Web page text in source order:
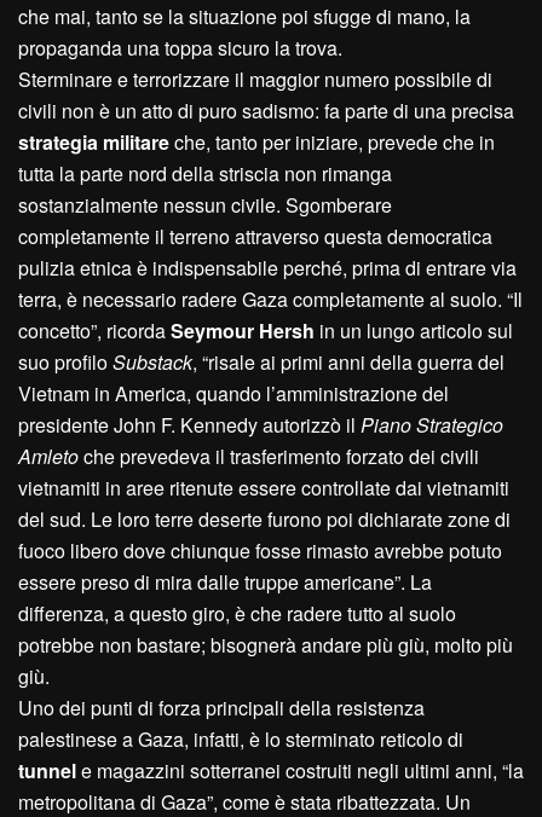
che mai, tanto se la situazione poi sfugge di mano, la
propaganda una toppa sicuro la trova.
Sterminare e terrorizzare il maggior numero possibile di
civili non è un atto di puro sadismo: fa parte di una precisa
strategia militareche, tanto per iniziare, prevede che in
tutta la parte nord della striscia non rimanga
sostanzialmente nessun civile. Sgomberare
completamente il terreno attraverso questa democratica
pulizia etnica è indispensabile perché, prima di entrare via
terra, è necessario radere Gaza completamente al suolo. “Il
concetto”, ricordaSeymour Hersh in un lungo articolo sul
suo profiloSubstack, “risale ai primi anni della guerra del
Vietnam in America, quando l’amministrazione del
presidente John F. Kennedy autorizzò il Piano Strategico
Amletoche prevedeva il trasferimento forzato dei civili
vietnamiti in aree ritenute essere controllate dai vietnamiti
del sud. Le loro terre deserte furono poi dichiarate zone di
fuoco libero dove chiunque fosse rimasto avrebbe potuto
essere preso di mira dalle truppe americane”. La
differenza, a questo giro, è che radere tutto al suolo
potrebbe non bastare; bisognerà andare più giù, molto più
giù.
Uno dei punti di forza principali della resistenza
palestinese a Gaza, infatti, è lo sterminato reticolo di
tunnele magazzini sotterranei costruiti negli ultimi anni, “la
metropolitana di Gaza”, come è stata ribattezzata. Un